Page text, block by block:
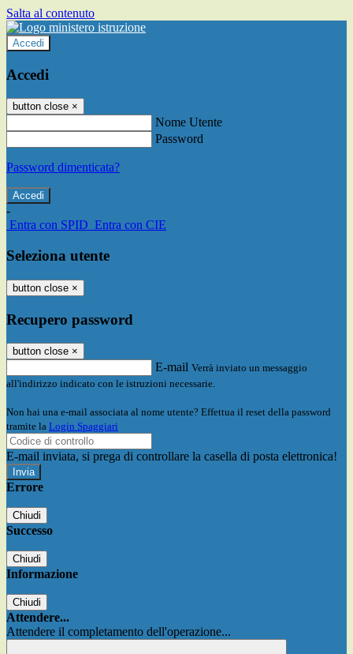
Salta al contenuto
Accedi
Accedi
button close ×
Nome Utente
Password
Password dimenticata?
-
Entra con SPID Entra con CIE
Seleziona utente
button close ×
Recupero password
button close ×
E-mail Verrà inviato un messaggio
all'indirizzo indicato con le istruzioni necessarie.
Non hai una e-mail associata al nome utente? Effettua il reset della password
tramite la Login Spaggiari
E-mail inviata, si prega di controllare la casella di posta elettronica!
Errore
Chiudi
Successo
Chiudi
Informazione
Chiudi
Attendere...
Attendere il completamento dell'operazione...